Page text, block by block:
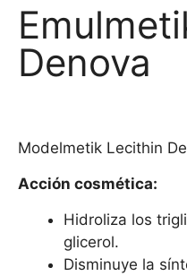
Denova
Modelmetik Lecithin
Acción cosmética:
Hidroliza los
glicerol.
Disminuye la